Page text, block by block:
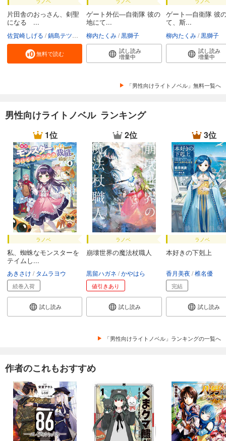
片田舎のおっさん、剣聖
になる ...
佐賀崎しげる 鍋島テツヒロ
無料で読む
ゲート外伝―自衛隊 彼の
地にて...
柳内たくみ 黒獅子
試し読み
増量中
ゲート―自衛隊 彼
て、斯...
柳内たくみ 黒獅子
試し読み
増量中
「男性向けライトノベル」無料一覧へ
男性向けライトノベル ランキング
1位
ラノベ
私、蜘蛛なモンスターを
テイムし...
あきさけ タムラヨウ
続巻入荷
試し読み
2位
ラノベ
崩壊世界の魔法杖職人
黒留ハガネ かやはら
値引きあり
試し読み
3位
ラノベ
本好きの下剋上
香月美夜 椎名優
完結
試し読み
「男性向けライトノベル」ランキングの一覧へ
作者のこれもおすすめ